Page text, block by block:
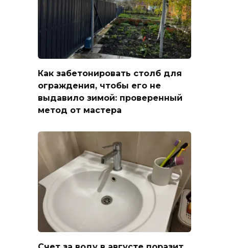
Как забетонировать столб для
ограждения, чтобы его не
выдавило зимой: проверенный
метод от мастера